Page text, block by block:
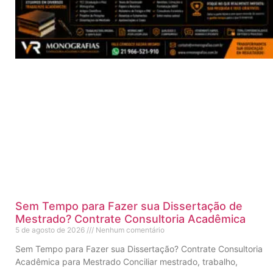
Sem Tempo para Fazer sua Dissertação de
Mestrado? Contrate Consultoria Acadêmica
5 de agosto de 2026 Nenhum comentário
Sem Tempo para Fazer sua Dissertação? Contrate Consultoria
Acadêmica para Mestrado Conciliar mestrado, trabalho,